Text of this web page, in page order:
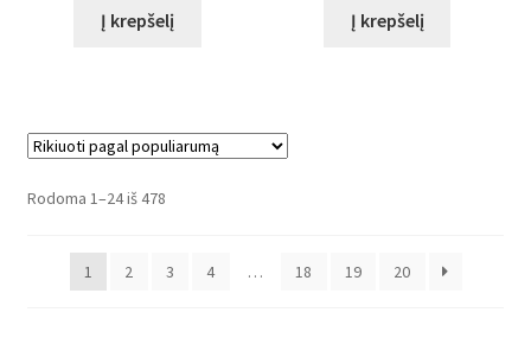
Į krepšelį Į krepšelį
Rodoma 1–24 iš 478Rūšiuojama
1
2 3 4 … 18 19 20